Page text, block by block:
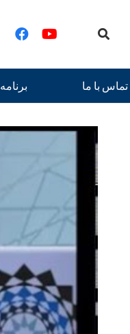
تماس با ما